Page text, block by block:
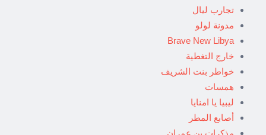
تجارب ليال
مدونة لولو
Brave New Libya
خارج التغطية
خواطر بنت الشريف
همسات
ليبيا يا امنايا
أصابع المطر
مذكرات بن عمران